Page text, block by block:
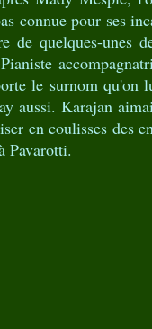
connue pour ses
quelques-unes
le surnom qu'on
aussi. Karajan
en coulisses des
Pavarotti.